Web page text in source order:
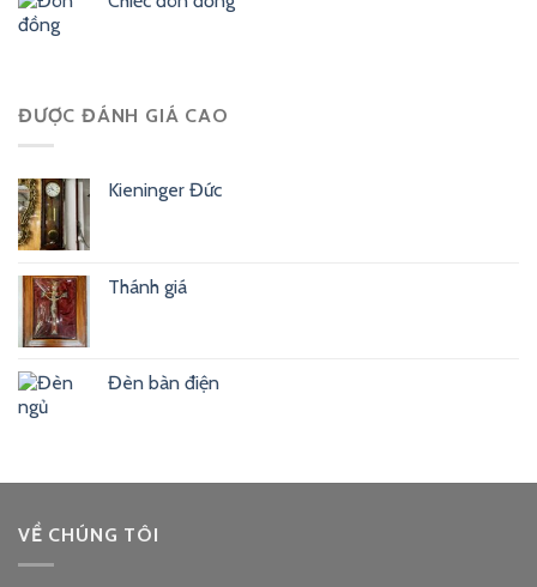
ĐƯỢC ĐÁNH GIÁ CAO
Kieninger Đức
Thánh giá
Đèn bàn điện
VỀ CHÚNG TÔI